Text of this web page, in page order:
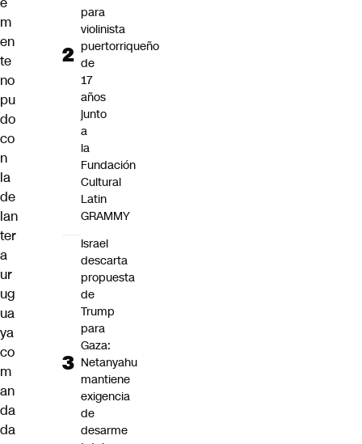
m
en
te
no
pu
do
co
n
la
de
lan
ter
a
ur
ug
ua
ya
co
m
an
da
da
para
violinista
puertorriqueño
de
17
años
junto
a
la
Fundación
Cultural
Latin
GRAMMY
Israel
descarta
propuesta
de
Trump
para
Gaza:
Netanyahu
mantiene
exigencia
de
desarme